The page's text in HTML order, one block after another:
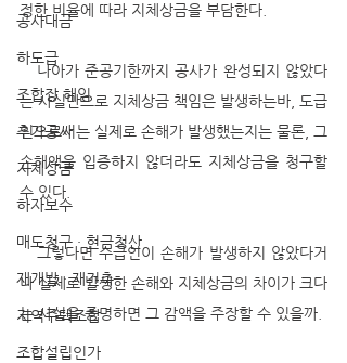
공사대금
하도급
조합장 해임
추가공사
지체상금
하자보수
매도청구 · 현금청산
재개발 · 재건축
지역주택조합
조합설립인가
정한 비율에 따라 지체상금을 부담한다.
   나아가 준공기한까지 공사가 완성되지 않았다
는 사실만으로 지체상금 책임은 발생하는바, 도급
인으로서는 실제로 손해가 발생했는지는 물론, 그
손해액을 입증하지 않더라도 지체상금을 청구할
수 있다.
   그렇다면 수급인이 손해가 발생하지 않았다거
나 실제로 발생한 손해와 지체상금의 차이가 크다
는 사실을 증명하면 그 감액을 주장할 수 있을까.